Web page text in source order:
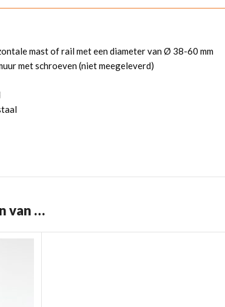
mast of rail met een diameter van Ø 38-60 mm
met schroeven (niet meegeleverd)
van …